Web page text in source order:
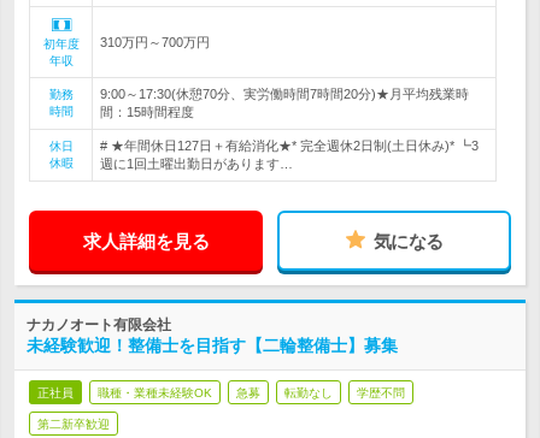
初年度
年収
310万円～700万円
勤務
時間
9:00～17:30(休憩70分、実労働時間7時間20分)★月平均残業時
間：15時間程度
休日
休暇
# ★年間休日127日＋有給消化★* 完全週休2日制(土日休み)* ┗3
週に1回土曜出勤日があります…
求人詳細を見る 気になる
ナカノオート有限会社
未経験歓迎！整備士を目指す【二輪整備士】募集
正社員 職種・業種未経験OK 急募 転勤なし 学歴不問
第二新卒歓迎